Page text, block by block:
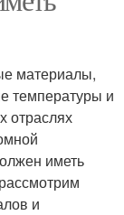
материалы,
температуры и
отраслях
иметь
и